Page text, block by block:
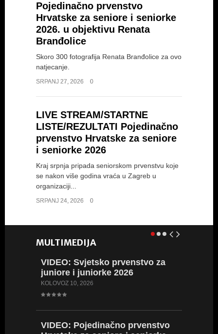
Pojedinačno prvenstvo
Hrvatske za seniore i seniorke
2026. u objektivu Renata
Branđolice
Skoro 300 fotografija Renata Branđolice za ovo
natjecanje.
SRPANJ 27, 2026 0
LIVE STREAM/STARTNE
LISTE/REZULTATI Pojedinačno
prvenstvo Hrvatske za seniore
i seniorke 2026
Kraj srpnja pripada seniorskom prvenstvu koje
se nakon više godina vraća u Zagreb u
organizaciji...
SRPANJ 24, 2026 0
MULTIMEDIJA
VIDEO: Svjetsko prvenstvo za
juniore i juniorke 2026
KOLOVOZ 10, 2026
VIDEO: Pojedinačno prvenstvo